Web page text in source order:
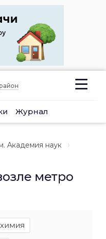
Журнал
Академия наук
метро